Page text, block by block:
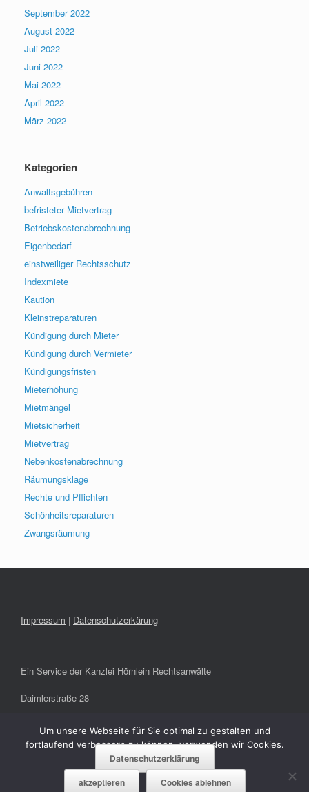
September 2022
August 2022
Juli 2022
Juni 2022
Mai 2022
April 2022
März 2022
Kategorien
Anwaltsgebühren
befristeter Mietvertrag
Betriebskostenabrechnung
Eigenbedarf
einstweiliger Rechtsschutz
Indexmiete
Kaution
Kleinstreparaturen
Kündigung durch Mieter
Kündigung durch Vermieter
Kündigungsfristen
Mieterhöhung
Mietmängel
Mietsicherheit
Mietvertrag
Nebenkostenabrechnung
Räumungsklage
Rechte und Pflichten
Schönheitsreparaturen
Zwangsräumung
Impressum | Datenschutzerkärung
Ein Service der Kanzlei Hörnlein Rechtsanwälte
Daimlerstraße 28
91301 Forchheim
info@hoernlein-rae.de
Um unsere Webseite für Sie optimal zu gestalten und
fortlaufend verbessern zu können, verwenden wir Cookies.
Datenschutzerklärung
akzeptieren Cookies ablehnen